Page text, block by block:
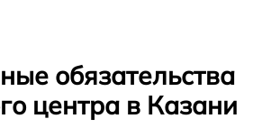
обязательства
центра в Казани